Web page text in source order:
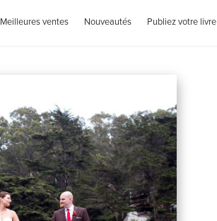
Meilleures ventes Nouveautés Publiez votre livre